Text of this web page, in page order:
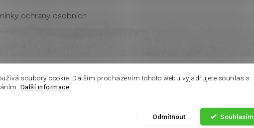
soubory cookie. Dalším procházením tohoto webu vyjadřujete souhlas s
Další informace
Odmítnout Souhlasím
ochrany osobních